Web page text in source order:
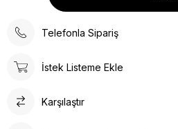
Telefonla Sipariş
İstek Listeme Ekle
Karşılaştır